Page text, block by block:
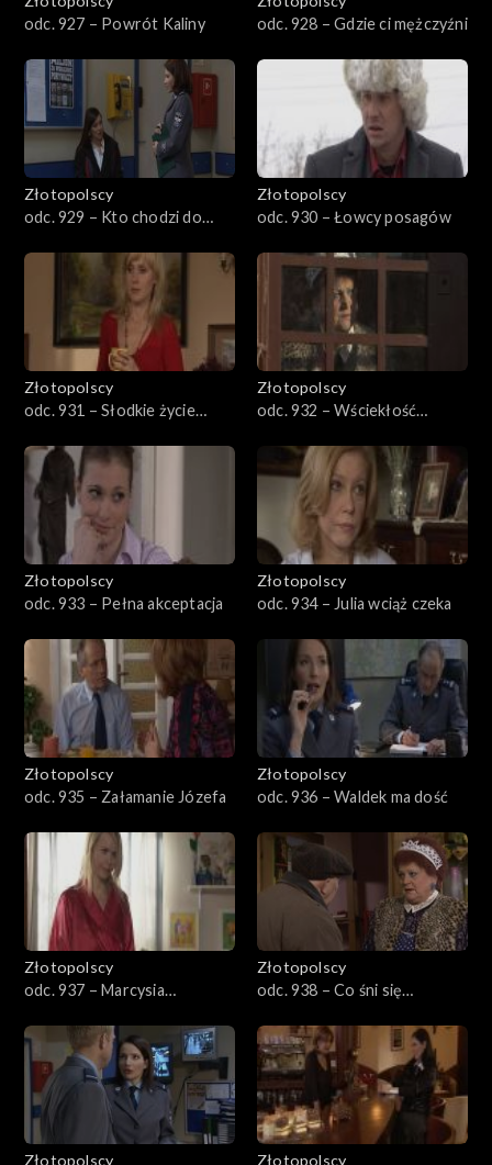
odc. 927 – Powrót Kaliny
odc. 928 – Gdzie ci mężczyźni
Złotopolscy
odc. 929 – Kto chodzi do
Złotopolscy
odc. 930 – Łowcy posagów
Złotopolscy
odc. 931 – Słodkie życie
Złotopolscy
odc. 932 – Wściekłość
Złotopolscy
odc. 933 – Pełna akceptacja
Złotopolscy
odc. 934 – Julia wciąż czeka
Złotopolscy
odc. 935 – Załamanie Józefa
Złotopolscy
odc. 936 – Waldek ma dość
Złotopolscy
odc. 937 – Marcysia
Złotopolscy
odc. 938 – Co śni się
Złotopolscy
Złotopolscy